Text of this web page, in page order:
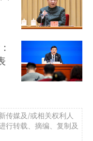
传媒及/或相关权利人
行转载、摘编、复制及